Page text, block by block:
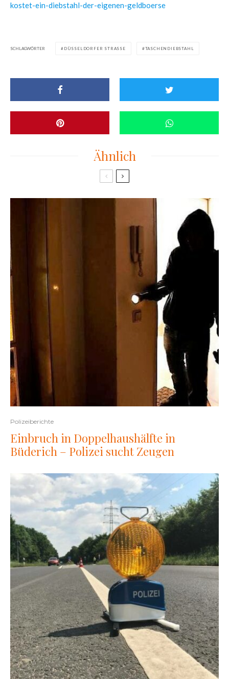
kostet-ein-diebstahl-der-eigenen-geldboerse
SCHLAGWÖRTER DÜSSELDORFER STRASSE TASCHENDIEBSTAHL
Ähnlich
Polizeiberichte
Einbruch in Doppelhaushälfte in
Büderich – Polizei sucht Zeugen